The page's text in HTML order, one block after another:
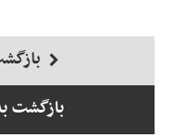
بازگشت